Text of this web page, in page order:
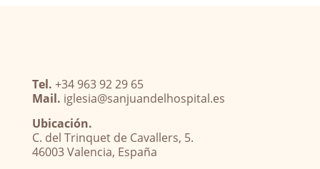
Tel. +34 963 92 29 65
Mail. iglesia@sanjuandelhospital.es
Ubicación.
C. del Trinquet de Cavallers, 5.
46003 Valencia, España